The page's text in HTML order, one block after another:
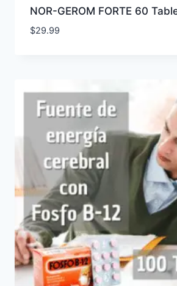
NOR-GEROM FORTE 60
$29.99